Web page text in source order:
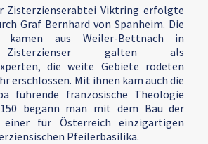
Zisterzienserabtei Viktring erfolgte
Graf Bernhard von Spanheim. Die
kamen aus Weiler-Bettnach in
Zisterzienser galten als
die weite Gebiete rodeten
erschlossen. Mit ihnen kam auch die
führende französische Theologie
begann man mit dem Bau der
für Österreich einzigartigen
Pfeilerbasilika.